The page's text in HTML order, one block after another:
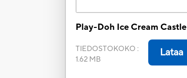
Play-Doh Ice Cream Castle
TIEDOSTOKOKO :
1.62 MB
Lataa